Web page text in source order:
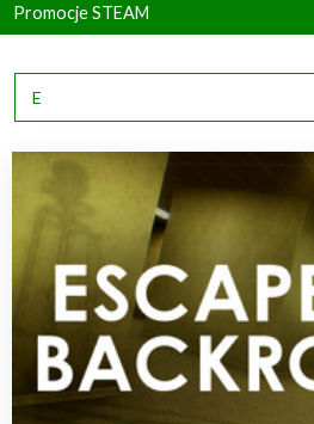
Promocje STEAM